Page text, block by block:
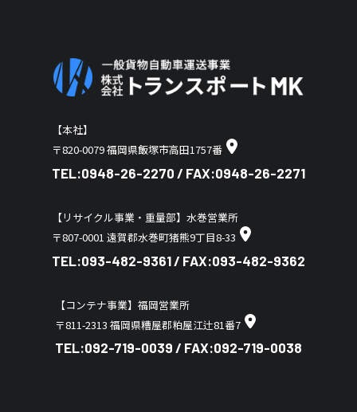
【本社】
〒820-0079 福岡県飯塚市高田1757番
TEL:0948-26-2270 / FAX:0948-26-2271
【リサイクル事業・重量部】水巻営業所
〒807-0001 遠賀郡水巻町猪熊9丁目8-33
TEL:093-482-9361 / FAX:093-482-9362
【コンテナ事業】福岡営業所
〒811-2313 福岡県糟屋郡粕屋江辻81番7
TEL:092-719-0039 / FAX:092-719-0038